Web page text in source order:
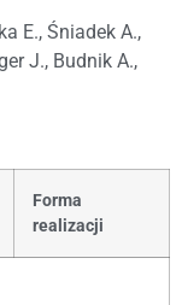
E., Śniadek A.,
J., Budnik A.,
Forma
realizacji